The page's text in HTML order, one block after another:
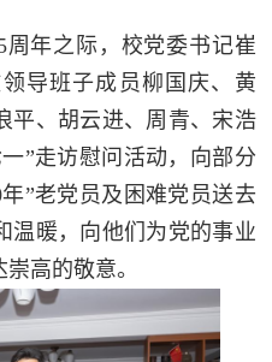
周年之际，校党委书记崔
导班子成员柳国庆、黄
平、胡云进、周青、宋浩
”走访慰问活动，向部分
”老党员及困难党员送去
温暖，向他们为党的事业
高的敬意。